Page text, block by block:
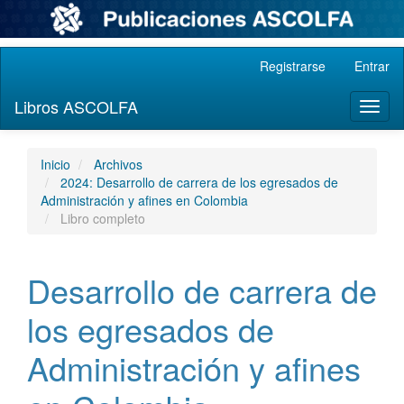
principal
Barra
Registrarse Entrar
Libros ASCOLFA
Inicio
Archivos
2024: Desarrollo de carrera de los egresados de
Administración y afines en Colombia
Libro completo
Desarrollo de carrera de
los egresados de
Administración y afines